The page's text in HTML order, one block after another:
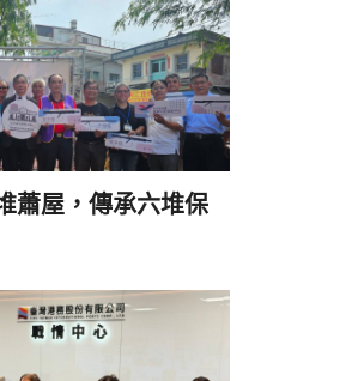
蕭屋，傳承六堆保